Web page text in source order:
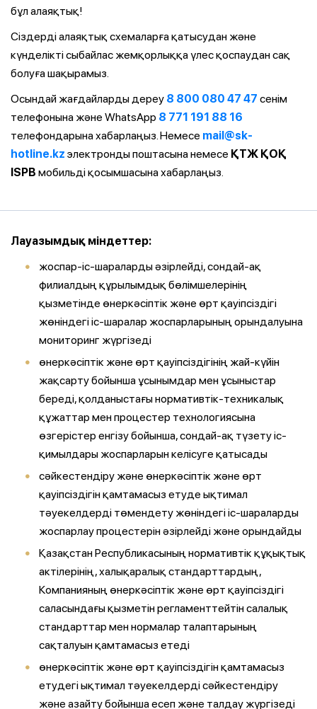
бұл алаяқтық!
Сіздерді алаяқтық схемаларға қатысудан және
күнделікті сыбайлас жемқорлыққа үлес қоспаудан сақ
болуға шақырамыз.
Осындай жағдайларды дереу 8 800 080 47 47 сенім
телефонына және WhatsApp 8 771 191 88 16
телефондарына хабарлаңыз. Немесе mail@sk-
hotline.kz электронды поштасына немесе ҚТЖ ҚОҚ
ISPB мобильді қосымшасына хабарлаңыз.
Лауазымдық міндеттер:
жоспар-іс-шараларды әзірлейді, сондай-ақ
филиалдың құрылымдық бөлімшелерінің
қызметінде өнеркәсіптік және өрт қауіпсіздігі
жөніндегі іс-шаралар жоспарларының орындалуына
мониторинг жүргізеді
өнеркәсіптік және өрт қауіпсіздігінің жай-күйін
жақсарту бойынша ұсынымдар мен ұсыныстар
береді, қолданыстағы нормативтік-техникалық
құжаттар мен процестер технологиясына
өзгерістер енгізу бойынша, сондай-ақ түзету іс-
қимылдары жоспарларын келісуге қатысады
сәйкестендіру және өнеркәсіптік және өрт
қауіпсіздігін қамтамасыз етуде ықтимал
тәуекелдерді төмендету жөніндегі іс-шараларды
жоспарлау процестерін әзірлейді және орындайды
Қазақстан Республикасының нормативтік құқықтық
актілерінің, халықаралық стандарттардың,
Компанияның өнеркәсіптік және өрт қауіпсіздігі
саласындағы қызметін регламенттейтін салалық
стандарттар мен нормалар талаптарының
сақталуын қамтамасыз етеді
өнеркәсіптік және өрт қауіпсіздігін қамтамасыз
етудегі ықтимал тәуекелдерді сәйкестендіру
және азайту бойынша есеп және талдау жүргізеді